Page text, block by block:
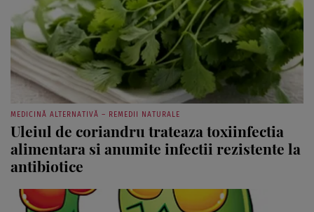
Uleiul de coriandru trateaza toxiinfectia
alimentara si anumite infectii rezistente la
antibiotice